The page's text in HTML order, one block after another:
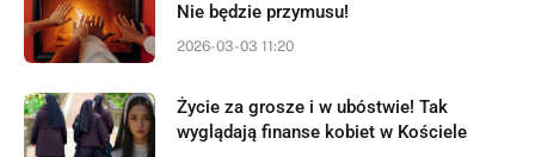
Nie będzie przymusu!
2026-03-03 11:20
Życie za grosze i w ubóstwie! Tak
wyglądają finanse kobiet w Kościele